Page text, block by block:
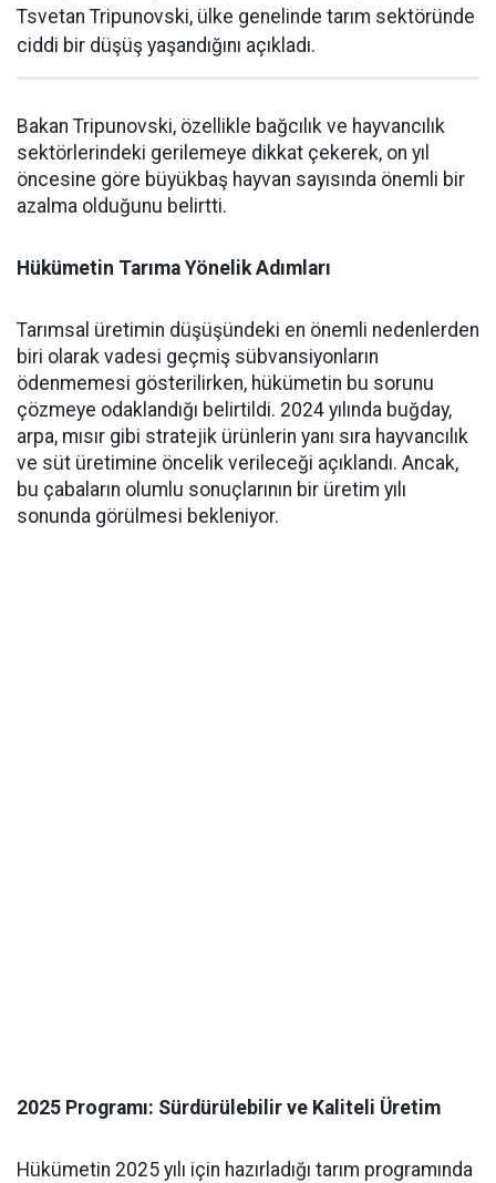
Tsvetan Tripunovski, ülke genelinde tarım sektöründe
ciddi bir düşüş yaşandığını açıkladı.
Bakan Tripunovski, özellikle bağcılık ve hayvancılık
sektörlerindeki gerilemeye dikkat çekerek, on yıl
öncesine göre büyükbaş hayvan sayısında önemli bir
azalma olduğunu belirtti.
Hükümetin Tarıma Yönelik Adımları
Tarımsal üretimin düşüşündeki en önemli nedenlerden
biri olarak vadesi geçmiş sübvansiyonların
ödenmemesi gösterilirken, hükümetin bu sorunu
çözmeye odaklandığı belirtildi. 2024 yılında buğday,
arpa, mısır gibi stratejik ürünlerin yanı sıra hayvancılık
ve süt üretimine öncelik verileceği açıklandı. Ancak,
bu çabaların olumlu sonuçlarının bir üretim yılı
sonunda görülmesi bekleniyor.
2025 Programı: Sürdürülebilir ve Kaliteli Üretim
Hükümetin 2025 yılı için hazırladığı tarım programında